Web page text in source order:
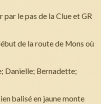
le pas de la Clue et GR
de la route de Mons où
Danielle; Bernadette;
balisé en jaune monte